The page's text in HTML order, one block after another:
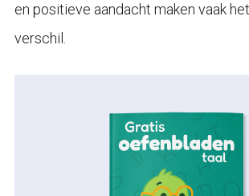
en positieve aandacht maken vaak
verschil.